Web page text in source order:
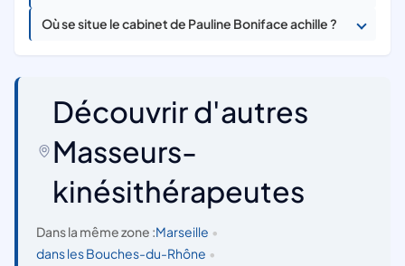
Où se situe le cabinet de Pauline Boniface achille ?
Découvrir d'autres
Masseurs-
kinésithérapeutes
Dans la même zone :Marseille •
dans les Bouches-du-Rhône •